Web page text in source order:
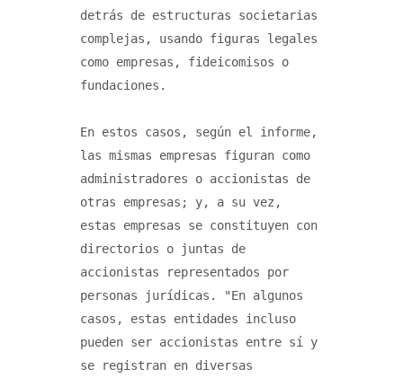
detrás de estructuras societarias
complejas, usando figuras legales
como empresas, fideicomisos o
fundaciones.
En estos casos, según el informe,
las mismas empresas figuran como
administradores o accionistas de
otras empresas; y, a su vez,
estas empresas se constituyen con
directorios o juntas de
accionistas representados por
personas jurídicas. "En algunos
casos, estas entidades incluso
pueden ser accionistas entre sí y
se registran en diversas